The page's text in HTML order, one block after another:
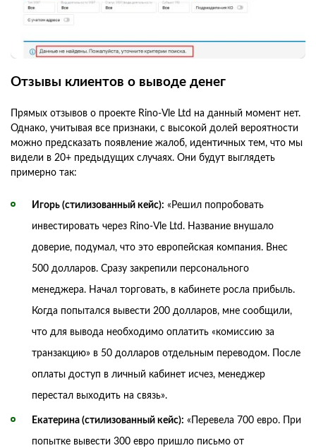
Отзывы клиентов о выводе денег
Прямых отзывов о проекте Rino-Vle Ltd на данный момент нет.
Однако, учитывая все признаки, с высокой долей вероятности
можно предсказать появление жалоб, идентичных тем, что мы
видели в 20+ предыдущих случаях. Они будут выглядеть
примерно так:
Игорь (стилизованный кейс): «Решил попробовать
инвестировать через Rino-Vle Ltd. Название внушало
доверие, подумал, что это европейская компания. Внес
500 долларов. Сразу закрепили персонального
менеджера. Начал торговать, в кабинете росла прибыль.
Когда попытался вывести 200 долларов, мне сообщили,
что для вывода необходимо оплатить «комиссию за
транзакцию» в 50 долларов отдельным переводом. После
оплаты доступ в личный кабинет исчез, менеджер
перестал выходить на связь».
Екатерина (стилизованный кейс): «Перевела 700 евро. При
попытке вывести 300 евро пришло письмо от